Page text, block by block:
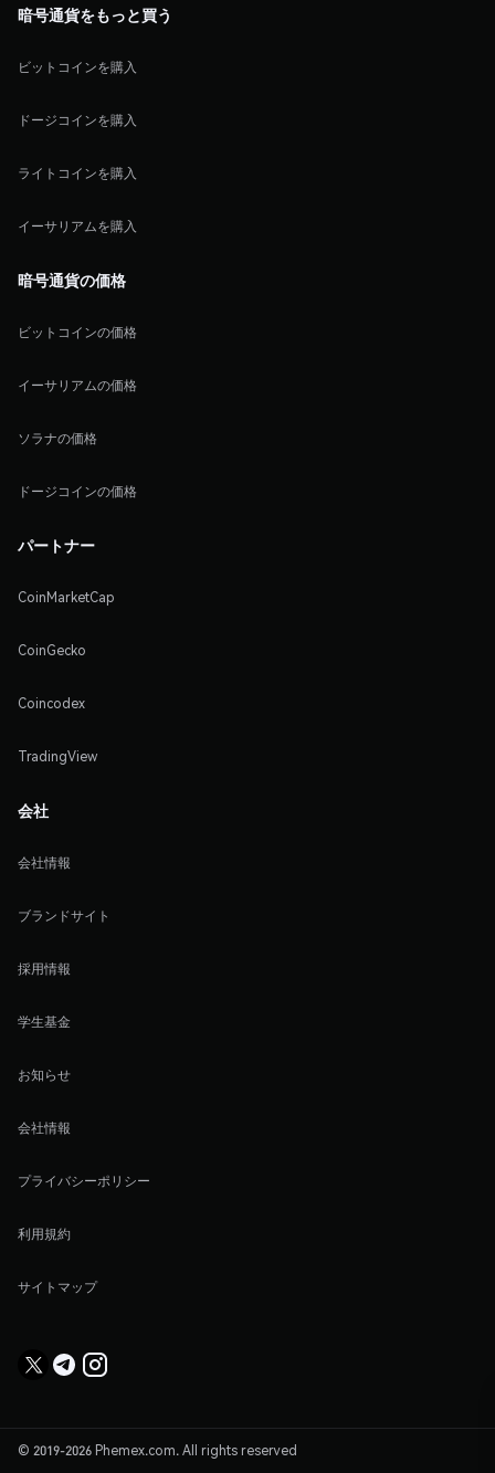
暗号通貨をもっと買う
ビットコインを購入
ドージコインを購入
ライトコインを購入
イーサリアムを購入
暗号通貨の価格
ビットコインの価格
イーサリアムの価格
ソラナの価格
ドージコインの価格
パートナー
CoinMarketCap
CoinGecko
Coincodex
TradingView
会社
会社情報
ブランドサイト
採用情報
学生基金
お知らせ
会社情報
プライバシーポリシー
利用規約
サイトマップ
© 2019-2026 Phemex.com. All rights reserved